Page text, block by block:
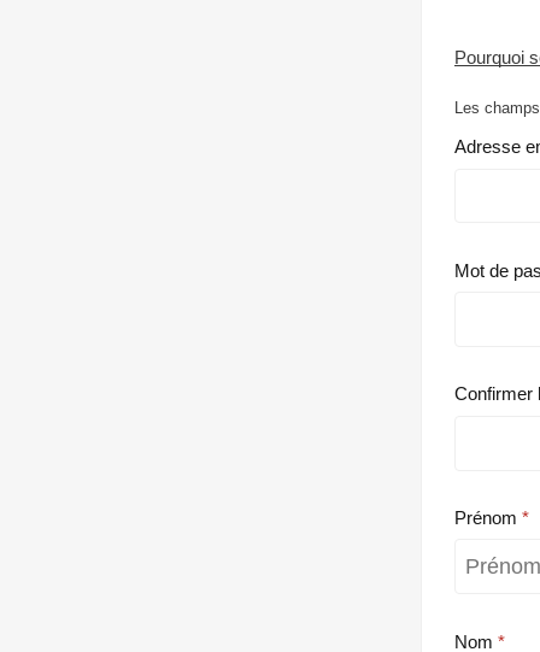
Pourquoi
Les
Adresse
Mot de
Confirmer
Prénom
Nom